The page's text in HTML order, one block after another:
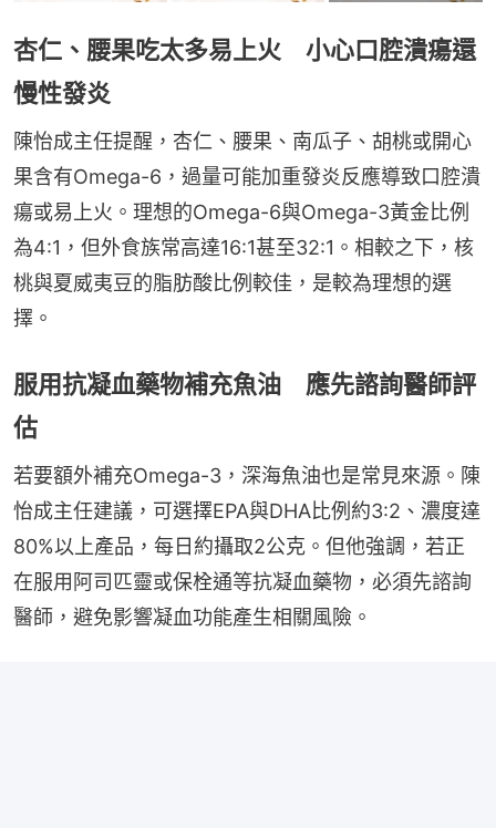
杏仁、腰果吃太多易上火 小心口腔潰瘍還
慢性發炎
陳怡成主任提醒，杏仁、腰果、南瓜子、胡桃或開心
果含有Omega-6，過量可能加重發炎反應導致口腔潰
瘍或易上火。理想的Omega-6與Omega-3黃金比例
為4:1，但外食族常高達16:1甚至32:1。相較之下，核
桃與夏威夷豆的脂肪酸比例較佳，是較為理想的選
擇。
服用抗凝血藥物補充魚油 應先諮詢醫師評
估
若要額外補充Omega-3，深海魚油也是常見來源。陳
怡成主任建議，可選擇EPA與DHA比例約3:2、濃度達
80%以上產品，每日約攝取2公克。但他強調，若正
在服用阿司匹靈或保栓通等抗凝血藥物，必須先諮詢
醫師，避免影響凝血功能產生相關風險。